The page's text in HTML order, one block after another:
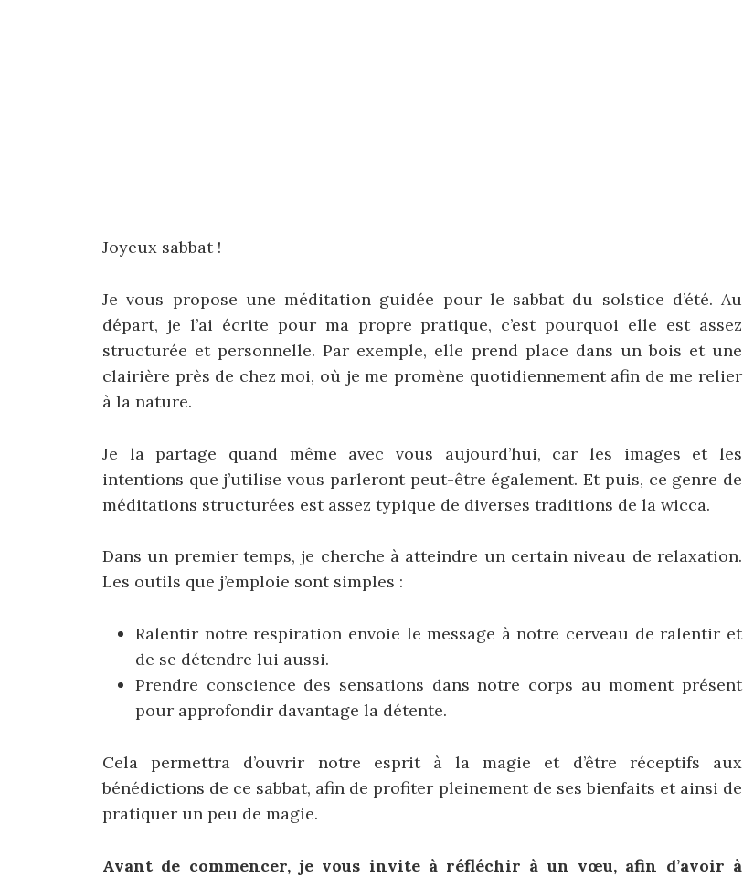
Joyeux sabbat !
Je vous propose une méditation guidée pour le sabbat du solstice d’été. Au
départ, je l’ai écrite pour ma propre pratique, c’est pourquoi elle est assez
structurée et personnelle. Par exemple, elle prend place dans un bois et une
clairière près de chez moi, où je me promène quotidiennement afin de me relier
à la nature.
Je la partage quand même avec vous aujourd’hui, car les images et les
intentions que j’utilise vous parleront peut-être également. Et puis, ce genre de
méditations structurées est assez typique de diverses traditions de la wicca.
Dans un premier temps, je cherche à atteindre un certain niveau de relaxation.
Les outils que j’emploie sont simples :
Ralentir notre respiration envoie le message à notre cerveau de ralentir et
de se détendre lui aussi.
Prendre conscience des sensations dans notre corps au moment présent
pour approfondir davantage la détente.
Cela permettra d’ouvrir notre esprit à la magie et d’être réceptifs aux
bénédictions de ce sabbat, afin de profiter pleinement de ses bienfaits et ainsi de
pratiquer un peu de magie.
Avant de commencer, je vous invite à réfléchir à un vœu, afin d’avoir à